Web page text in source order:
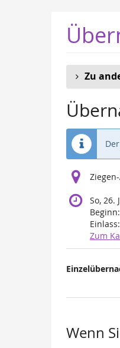
Zu
So, 26.
Beginn:
Einlass:
Zum
Wenn